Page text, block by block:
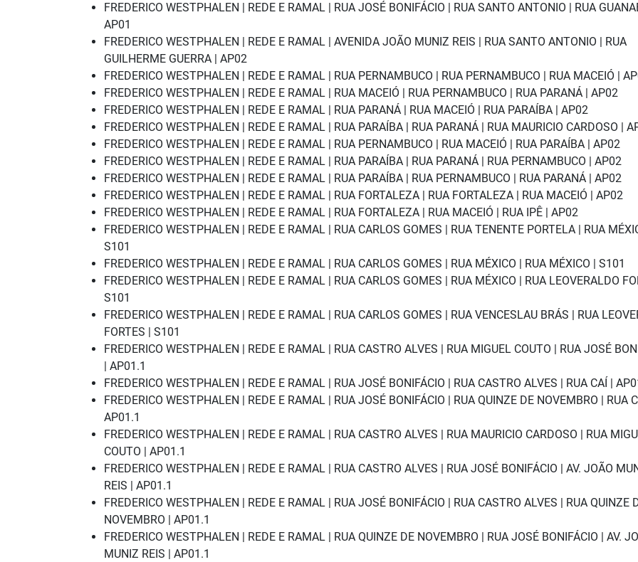
FREDERICO WESTPHALEN | REDE E RAMAL | RUA JOSÉ BONIFÁCIO | RUA SANTO ANTONIO | RUA
AP01
FREDERICO WESTPHALEN | REDE E RAMAL | AVENIDA JOÃO MUNIZ REIS | RUA SANTO ANTONIO | RUA
GUILHERME GUERRA | AP02
FREDERICO WESTPHALEN | REDE E RAMAL | RUA PERNAMBUCO | RUA PERNAMBUCO | RUA MACEIÓ |
FREDERICO WESTPHALEN | REDE E RAMAL | RUA MACEIÓ | RUA PERNAMBUCO | RUA PARANÁ | AP02
FREDERICO WESTPHALEN | REDE E RAMAL | RUA PARANÁ | RUA MACEIÓ | RUA PARAÍBA | AP02
FREDERICO WESTPHALEN | REDE E RAMAL | RUA PARAÍBA | RUA PARANÁ | RUA MAURICIO CARDOSO |
FREDERICO WESTPHALEN | REDE E RAMAL | RUA PERNAMBUCO | RUA MACEIÓ | RUA PARAÍBA | AP02
FREDERICO WESTPHALEN | REDE E RAMAL | RUA PARAÍBA | RUA PARANÁ | RUA PERNAMBUCO | AP02
FREDERICO WESTPHALEN | REDE E RAMAL | RUA PARAÍBA | RUA PERNAMBUCO | RUA PARANÁ | AP02
FREDERICO WESTPHALEN | REDE E RAMAL | RUA FORTALEZA | RUA FORTALEZA | RUA MACEIÓ | AP02
FREDERICO WESTPHALEN | REDE E RAMAL | RUA FORTALEZA | RUA MACEIÓ | RUA IPÊ | AP02
FREDERICO WESTPHALEN | REDE E RAMAL | RUA CARLOS GOMES | RUA TENENTE PORTELA | RUA
S101
FREDERICO WESTPHALEN | REDE E RAMAL | RUA CARLOS GOMES | RUA MÉXICO | RUA MÉXICO | S101
FREDERICO WESTPHALEN | REDE E RAMAL | RUA CARLOS GOMES | RUA MÉXICO | RUA LEOVERALDO
S101
FREDERICO WESTPHALEN | REDE E RAMAL | RUA CARLOS GOMES | RUA VENCESLAU BRÁS | RUA
FORTES | S101
FREDERICO WESTPHALEN | REDE E RAMAL | RUA CASTRO ALVES | RUA MIGUEL COUTO | RUA JOSÉ
| AP01.1
FREDERICO WESTPHALEN | REDE E RAMAL | RUA JOSÉ BONIFÁCIO | RUA CASTRO ALVES | RUA CAÍ |
FREDERICO WESTPHALEN | REDE E RAMAL | RUA JOSÉ BONIFÁCIO | RUA QUINZE DE NOVEMBRO | RUA
AP01.1
FREDERICO WESTPHALEN | REDE E RAMAL | RUA CASTRO ALVES | RUA MAURICIO CARDOSO | RUA
COUTO | AP01.1
FREDERICO WESTPHALEN | REDE E RAMAL | RUA CASTRO ALVES | RUA JOSÉ BONIFÁCIO | AV. JOÃO
REIS | AP01.1
FREDERICO WESTPHALEN | REDE E RAMAL | RUA JOSÉ BONIFÁCIO | RUA CASTRO ALVES | RUA QUINZE
NOVEMBRO | AP01.1
FREDERICO WESTPHALEN | REDE E RAMAL | RUA QUINZE DE NOVEMBRO | RUA JOSÉ BONIFÁCIO | AV.
MUNIZ REIS | AP01.1